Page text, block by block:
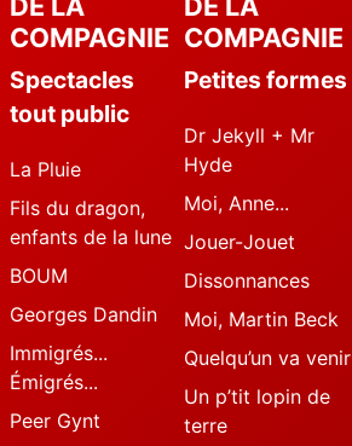
COMPAGNIE
Spectacles
tout public
La Pluie
Fils du dragon,
enfants de la lune
BOUM
Georges Dandin
Immigrés...
Émigrés...
Peer Gynt
COMPAGNIE
Petites formes
Dr Jekyll + Mr
Hyde
Moi, Anne...
Jouer-Jouet
Dissonnances
Moi, Martin Beck
Quelqu’un va venir
Un p’tit lopin de
terre